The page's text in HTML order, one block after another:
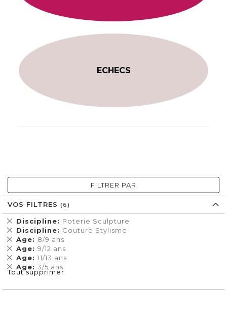
ECHECS
FILTRER PAR
VOS FILTRES
Discipline Poterie Sculpture
Supprimer
cet
Élément
Discipline Couture Stylisme
Supprimer
cet
Élément
Age 8/9 ans
Supprimer
cet
Élément
Age 9/12 ans
Supprimer
cet
Élément
Age 11/13 ans
Supprimer
cet
Élément
Age 3/5 ans
Supprimer
cet
Tout supprimer